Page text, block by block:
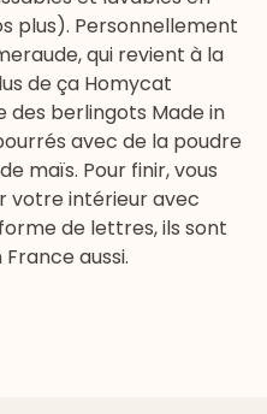
plus). Personnellement
qui revient à la
de ça Homycat
des berlingots Made in
avec de la poudre
maïs. Pour finir, vous
votre intérieur avec
de lettres, ils sont
aussi.